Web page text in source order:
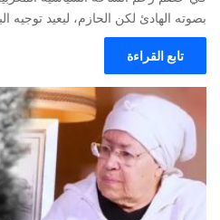
بصوته الهادئ لكن الحازم، ليعيد توجيه
تابع القراءة